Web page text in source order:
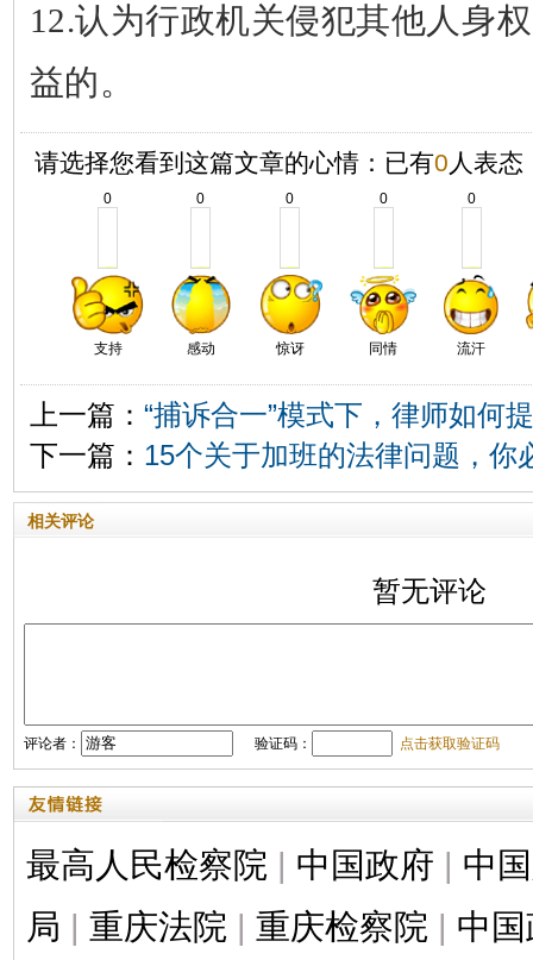
12.认为行政机关侵犯其他人身
益的。
请选择您看到这篇文章的心情：已有0 人表态
0
支持
0
感动
0
惊讶
0
同情
0
流汗
上一篇： “捕诉合一”模式下，律师如何
下一篇： 15个关于加班的法律问题，你
相关评论
暂无评论
评论者： 验证码： 点击获取验证码
最高人民检察院 | 中国政府 | 中
局 | 重庆法院 | 重庆检察院 | 中